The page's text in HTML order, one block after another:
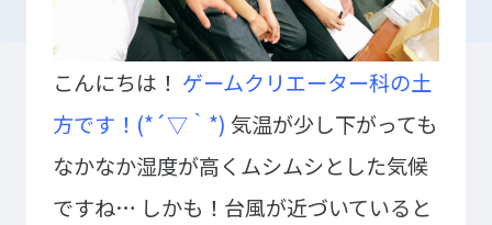
卒業生の
皆さまへ
企業の
皆さまへ
地域の
皆さまへ
テクノスカレッジの学びの特長
卒後ビジョン
TECHNOSゼミ
こんにちは！ ゲームクリエーター科の土
方です！(*´▽｀*) 気温が少し下がっても
なかなか湿度が高くムシムシとした気候
ですね… しかも！台風が近づいていると